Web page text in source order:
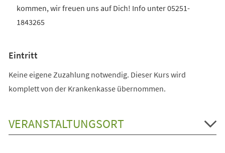
kommen, wir freuen uns auf Dich! Info unter 05251-
1843265
Eintritt
Keine eigene Zuzahlung notwendig. Dieser Kurs wird
komplett von der Krankenkasse übernommen.
VERANSTALTUNGSORT